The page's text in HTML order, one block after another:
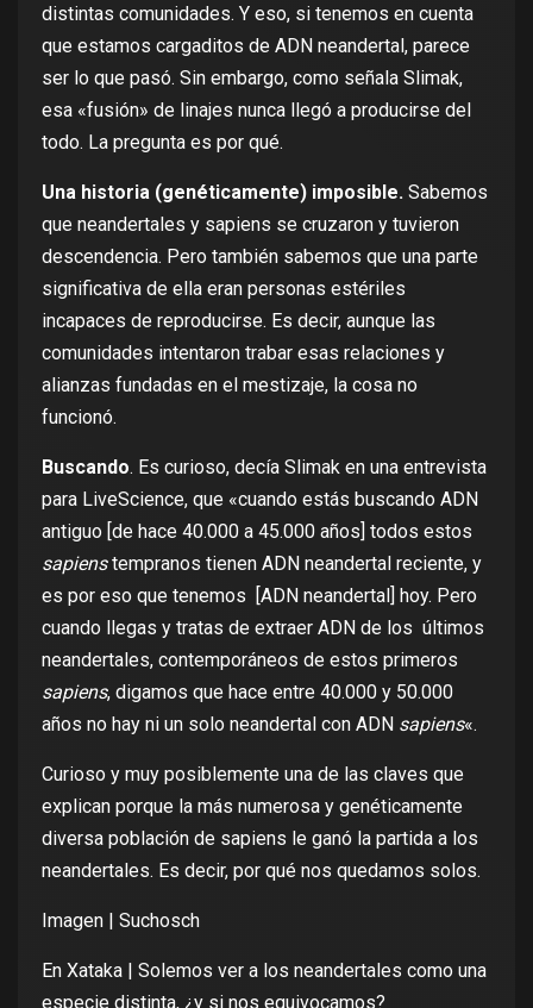
distintas comunidades. Y eso, si tenemos en cuenta
que estamos cargaditos de ADN neandertal, parece
ser lo que pasó. Sin embargo, como señala Slimak,
esa «fusión» de linajes nunca llegó a producirse del
todo. La pregunta es por qué.
Una historia (genéticamente) imposible. Sabemos
que neandertales y sapiens se cruzaron y tuvieron
descendencia. Pero también sabemos que una parte
significativa de ella eran personas estériles
incapaces de reproducirse. Es decir, aunque las
comunidades intentaron trabar esas relaciones y
alianzas fundadas en el mestizaje, la cosa no
funcionó.
Buscando. Es curioso, decía Slimak en una entrevista
para LiveScience, que «cuando estás buscando ADN
antiguo [de hace 40.000 a 45.000 años] todos estos
sapienstempranos tienen ADN neandertal reciente, y
es por eso que tenemos [ADN neandertal] hoy. Pero
cuando llegas y tratas de extraer ADN de los últimos
neandertales, contemporáneos de estos primeros
sapiens, digamos que hace entre 40.000 y 50.000
años no hay ni un solo neandertal con ADN sapiens«.
Curioso y muy posiblemente una de las claves que
explican porque la más numerosa y genéticamente
diversa población de sapiens le ganó la partida a los
neandertales. Es decir, por qué nos quedamos solos.
Imagen | Suchosch
En Xataka | Solemos ver a los neandertales como una
especie distinta, ¿y si nos equivocamos?